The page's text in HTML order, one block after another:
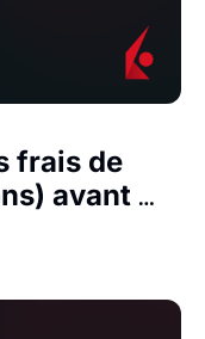
frais de
avant